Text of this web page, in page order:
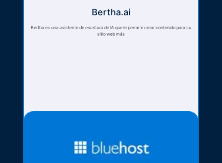
Bertha.ai
Bertha es una asistente de escritura de IA que le permite crear contenido para su
sitio web más